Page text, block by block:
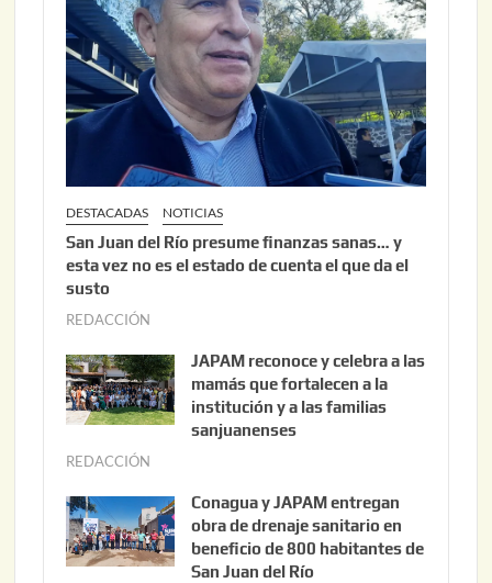
,
2
6
DESTACADAS NOTICIAS
San Juan del Río presume finanzas sanas… y
esta vez no es el estado de cuenta el que da el
susto
REDACCIÓN
o
s
t
,
2
0
JAPAM reconoce y celebra a las
mamás que fortalecen a la
institución y a las familias
sanjuanenses
REDACCIÓN
n
i
o
Conagua y JAPAM entregan
obra de drenaje sanitario en
beneficio de 800 habitantes de
San Juan del Río